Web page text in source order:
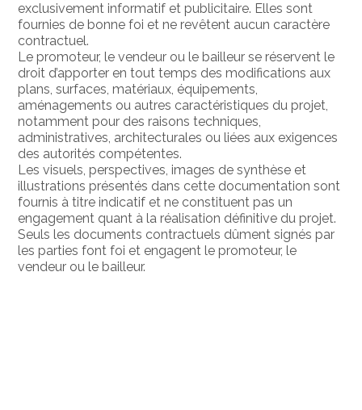
exclusivement informatif et publicitaire. Elles sont
fournies de bonne foi et ne revêtent aucun caractère
contractuel.
Le promoteur, le vendeur ou le bailleur se réservent le
droit d’apporter en tout temps des modifications aux
plans, surfaces, matériaux, équipements,
aménagements ou autres caractéristiques du projet,
notamment pour des raisons techniques,
administratives, architecturales ou liées aux exigences
des autorités compétentes.
Les visuels, perspectives, images de synthèse et
illustrations présentés dans cette documentation sont
fournis à titre indicatif et ne constituent pas un
engagement quant à la réalisation définitive du projet.
Seuls les documents contractuels dûment signés par
les parties font foi et engagent le promoteur, le
vendeur ou le bailleur.